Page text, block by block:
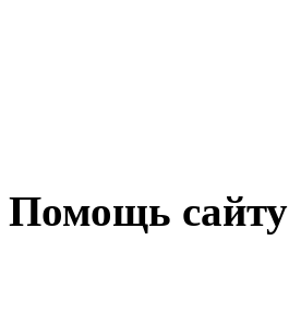
Помощь сайту